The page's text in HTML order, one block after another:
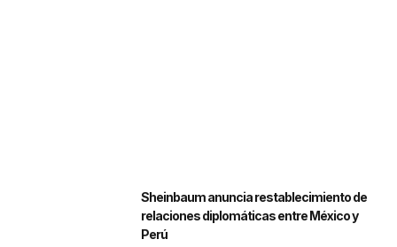
Sheinbaum anuncia restablecimiento de
relaciones diplomáticas entre México y
Perú